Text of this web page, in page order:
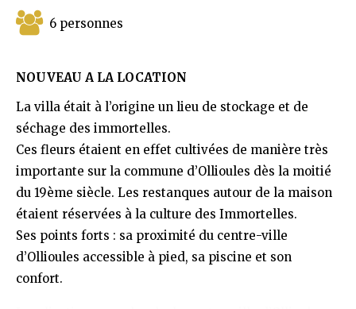
6 personnes
NOUVEAU A LA LOCATION
La villa était à l’origine un lieu de stockage et de
séchage des immortelles.
Ces fleurs étaient en effet cultivées de manière très
importante sur la commune d’Ollioules dès la moitié
du 19ème siècle. Les restanques autour de la maison
étaient réservées à la culture des Immortelles.
Ses points forts : sa proximité du centre-ville
d’Ollioules accessible à pied, sa piscine et son
confort.